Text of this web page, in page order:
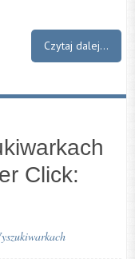
Czytaj dalej...
Click: